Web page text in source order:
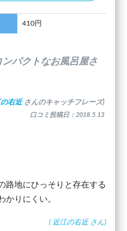
410円
パクトなお風呂屋さ
の右近 さんのキャッチフレーズ)
口コミ投稿日：2018.5.13
路地にひっそりと存在する
かりにくい。
( 近江の右近 さん)